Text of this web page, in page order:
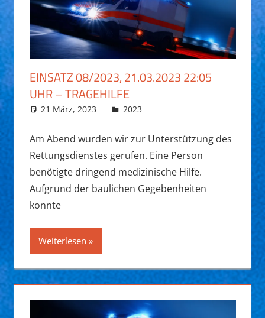
EINSATZ 08/2023, 21.03.2023 22:05
UHR – TRAGEHILFE
21 März, 2023 Daniel Fuchs
2023
Am Abend wurden wir zur Unterstützung des
Rettungsdienstes gerufen. Eine Person
benötigte dringend medizinische Hilfe.
Aufgrund der baulichen Gegebenheiten
konnte
Weiterlesen